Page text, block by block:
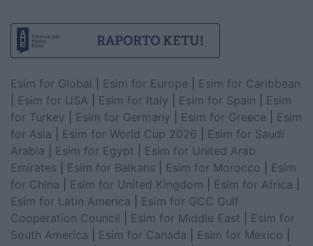
Esim for Global Esim for Europe
Esim for Caribbean
Esim for USA Esim for Italy Esim for Spain
Esim
for Turkey
Esim for Germany Esim for Greece
Esim
for Asia
Esim for World Cup 2026
Esim for Saudi
Arabia
Esim for Egypt
Esim for United Arab
Emirates
Esim for Balkans Esim for Morocco
Esim
for China
Esim for United Kingdom Esim for Africa
Esim for Latin America
Esim for GCC Gulf
Cooperation Council
Esim for Middle East
Esim for
South America
Esim for Canada Esim for Mexico